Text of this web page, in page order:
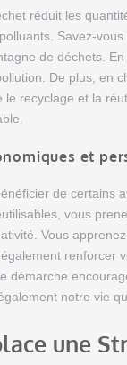
réduit les
Savez-
de déchets.
De plus, en
recyclage et la
et
de
vous
Vous
renforcer
démarche
notre vie
une